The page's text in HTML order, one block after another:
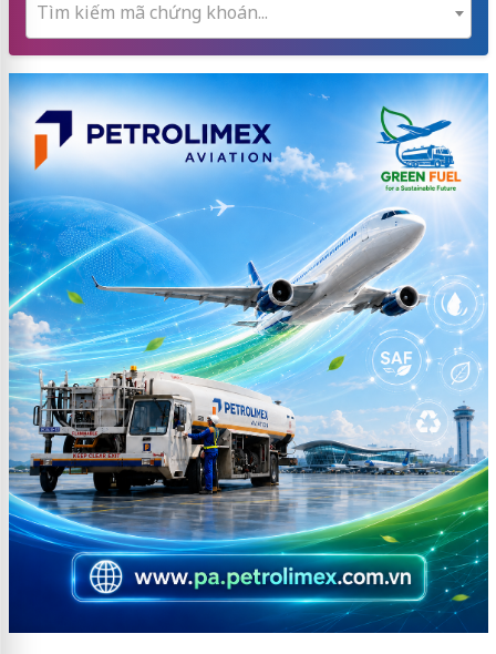
Tìm kiếm mã chứng khoán...